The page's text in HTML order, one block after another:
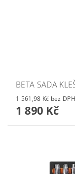
BETA SADA
1 561,98 Kč bez DPH
1 890 Kč